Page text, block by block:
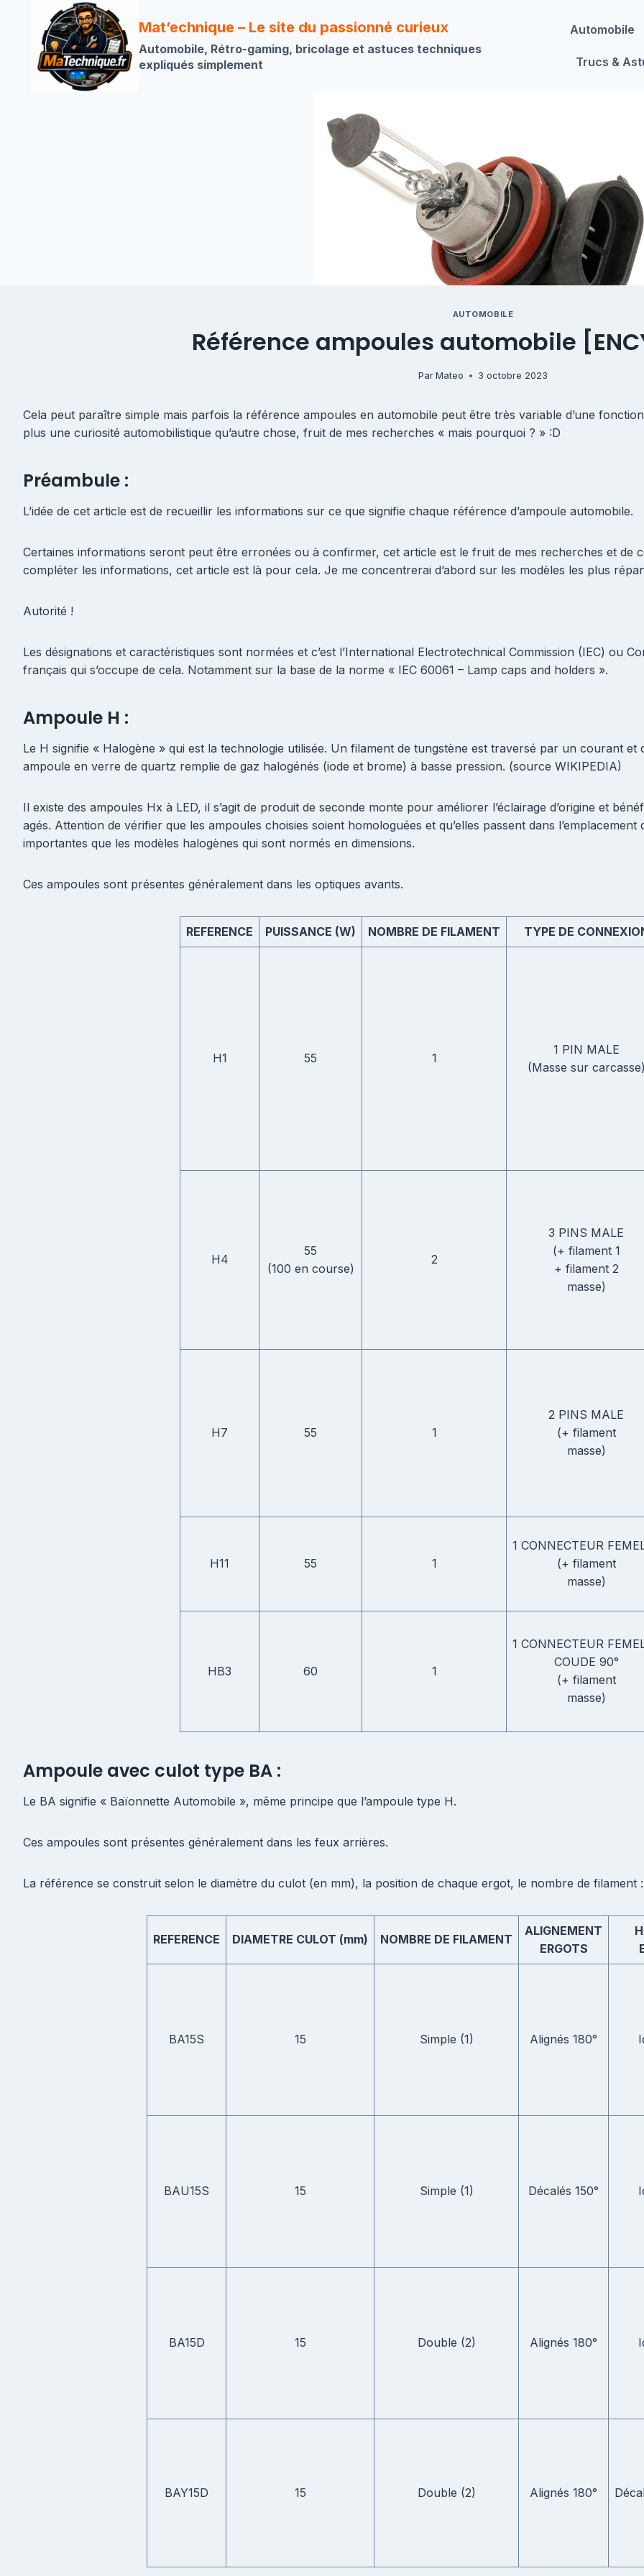
contenu
Mat’echnique – Le site du passionné curieux
Automobile, Rétro-gaming, bricolage et astuces techniques
expliqués simplement
Automobile
Trucs &
AUTOMOBILE
Référence ampoules automobile
Par Mateo 3 octobre 2023
Cela peut paraître simple mais parfois la référence ampoules en automobile peut être très variable d’une
plus une curiosité automobilistique qu’autre chose, fruit de mes recherches « mais pourquoi ? » :D
Préambule :
L’idée de cet article est de recueillir les informations sur ce que signifie chaque référence d’ampoule automobile.
Certaines informations seront peut être erronées ou à confirmer, cet article est le fruit de mes recherches et de
compléter les informations, cet article est là pour cela. Je me concentrerai d’abord sur les modèles les plus
Autorité !
Les désignations et caractéristiques sont normées et c’est l’International Electrotechnical Commission (IEC) ou
français qui s’occupe de cela. Notamment sur la base de la norme « IEC 60061 – Lamp caps and holders ».
Ampoule H :
Le H signifie « Halogène » qui est la technologie utilisée. Un filament de tungstène est traversé par un courant et
ampoule en verre de quartz remplie de gaz halogénés (iode et brome) à basse pression. (source WIKIPEDIA)
Il existe des ampoules Hx à LED, il s’agit de produit de seconde monte pour améliorer l’éclairage d’origine et
agés. Attention de vérifier que les ampoules choisies soient homologuées et qu’elles passent dans
importantes que les modèles halogènes qui sont normés en dimensions.
Ces ampoules sont présentes généralement dans les optiques avants.
REFERENCE PUISSANCE (W) NOMBRE DE FILAMENT TYPE DE
H1 55 1
1 PIN MALE
(Masse sur
H4
55
(100 en course)
2
3 PINS MALE
(+ filament 1
+ filament 2
masse)
H7 55 1
2 PINS MALE
(+ filament
masse)
H11 55 1
1 CONNECTEUR
(+ filament
masse)
HB3 60 1
1 CONNECTEUR
COUDE 90°
(+ filament
masse)
Ampoule avec culot type BA :
Le BA signifie « Baïonnette Automobile », même principe que l’ampoule type H.
Ces ampoules sont présentes généralement dans les feux arrières.
La référence se construit selon le diamètre du culot (en mm), la position de chaque ergot, le nombre de filament :
REFERENCE DIAMETRE CULOT (mm) NOMBRE DE FILAMENT
ALIGNEMENT
ERGOTS
BA15S 15 Simple (1) Alignés 180°
BAU15S 15 Simple (1) Décalés 150°
BA15D 15 Double (2) Alignés 180°
BAY15D 15 Double (2) Alignés 180°